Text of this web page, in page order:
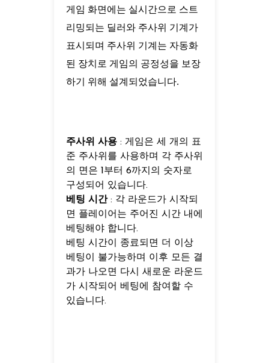
게임 화면에는 실시간으로 스트
리밍되는 딜러와 주사위 기계가
표시되며 주사위 기계는 자동화
된 장치로 게임의 공정성을 보장
하기 위해 설계되었습니다.
주사위 사용 : 게임은 세 개의 표
준 주사위를 사용하며 각 주사위
의 면은 1부터 6까지의 숫자로
구성되어 있습니다.
베팅 시간 : 각 라운드가 시작되
면 플레이어는 주어진 시간 내에
베팅해야 합니다.
베팅 시간이 종료되면 더 이상
베팅이 불가능하며 이후 모든 결
과가 나오면 다시 새로운 라운드
가 시작되어 베팅에 참여할 수
있습니다.